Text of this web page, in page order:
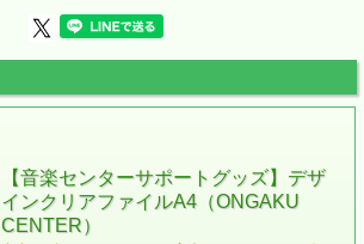
【音楽センターサポートグッズ】デザ
インクリアファイルA4（ONGAKU
CENTER）